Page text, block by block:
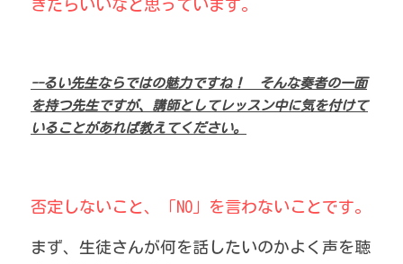
きたらいいなと思っています。
--るい先生ならではの魅力ですね！　そんな奏者の一面
を持つ先生ですが、講師としてレッスン中に気を付けて
いることがあれば教えてください。
否定しないこと、「NO」を言わないことです。
まず、生徒さんが何を話したいのかよく声を聴